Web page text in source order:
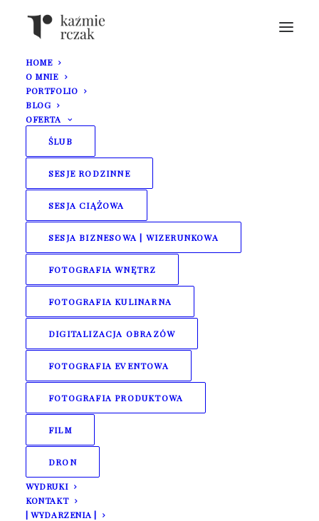
HOME
O MNIE
PORTFOLIO
BLOG
OFERTA
ŚLUB
SESJE RODZINNE
SESJA CIĄŻOWA
SESJA BIZNESOWA | WIZERUNKOWA
FOTOGRAFIA WNĘTRZ
FOTOGRAFIA KULINARNA
DIGITALIZACJA OBRAZÓW
FOTOGRAFIA EVENTOWA
FOTOGRAFIA PRODUKTOWA
FILM
DRON
WYDRUKI
KONTAKT
| WYDARZENIA |
Bieszczadzki ślub Asi i
Pawła | Chutor
Kozacki w Łukowem
22 lutego 2020
Są takie śluby gdzie fotografowanie rozpoczynam od